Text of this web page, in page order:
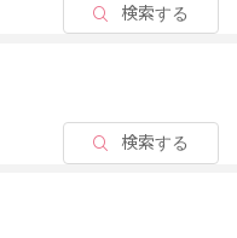
検索する
検索する